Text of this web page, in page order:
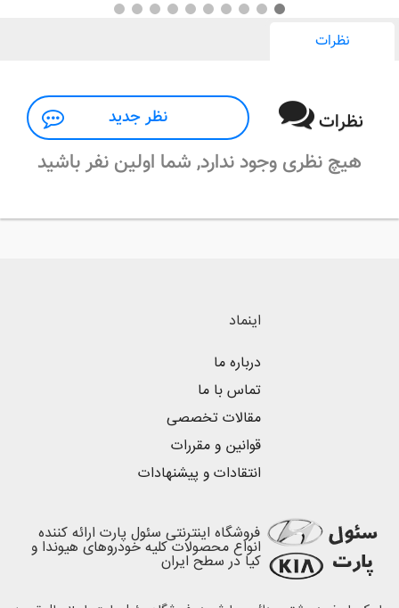
نظرات
نظرات نظر جدید
هیچ نظری وجود ندارد, شما اولین نفر باشید
اینماد
درباره ما
تماس با ما
مقالات تخصصی
قوانین و مقررات
انتقادات و پیشنهادات
فروشگاه اینترنتی سئول پارت ارائه کننده
انواع محصولات کلیه خودروهای هیوندا و
کیا در سطح ایران